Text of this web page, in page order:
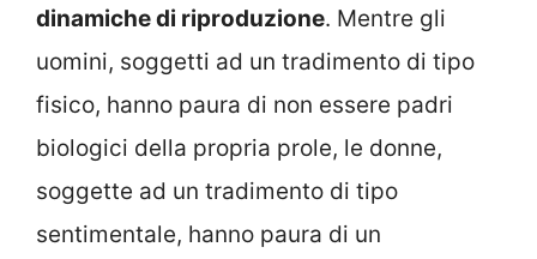
dinamiche di riproduzione. Mentre gli
uomini, soggetti ad un tradimento di tipo
fisico, hanno paura di non essere padri
biologici della propria prole, le donne,
soggette ad un tradimento di tipo
sentimentale, hanno paura di un